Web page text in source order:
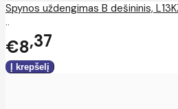
Spynos uždengimas B dešininis,
..
€8 37